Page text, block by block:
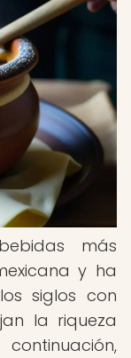
más
y ha
siglos con
la riqueza